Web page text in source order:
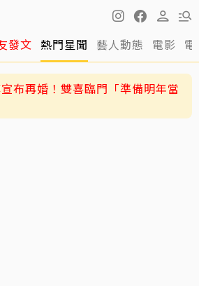
發文 熱門星聞 藝人動態 電影
布再婚！雙喜臨門「準備明年當